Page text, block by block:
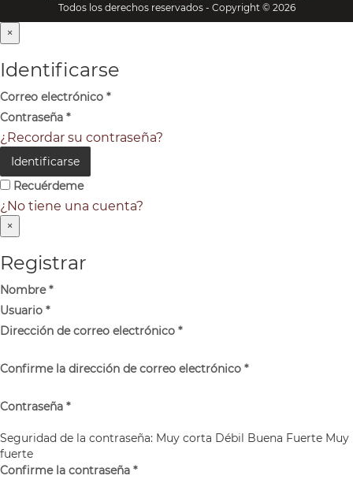
Todos los derechos reservados - Copyright © 2026
×
Identificarse
Correo electrónico *
Contraseña *
¿Recordar su contraseña?
Identificarse
Recuérdeme
¿No tiene una cuenta?
×
Registrar
Nombre*
Usuario *
Dirección de correo electrónico *
Confirme la dirección de correo electrónico *
Contraseña *
Seguridad de la contraseña: Muy corta Débil Buena Fuerte Muy
fuerte
Confirme la contraseña *